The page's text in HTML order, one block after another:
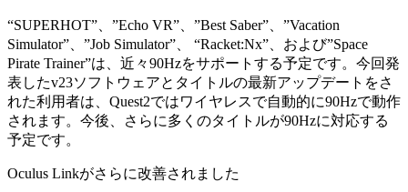
“SUPERHOT”、”Echo VR”、”Best Saber”、”Vacation
Simulator”、”Job Simulator”、 “Racket:Nx”、および”Space
Pirate Trainer”は、近々90Hzをサポートする予定です。今回発
表したv23ソフトウェアとタイトルの最新アップデートをさ
れた利用者は、Quest2ではワイヤレスで自動的に90Hzで動作
されます。今後、さらに多くのタイトルが90Hzに対応する
予定です。
Oculus Linkがさらに改善されました